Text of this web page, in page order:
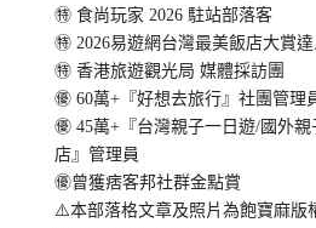
㊕ 食尚玩家 2026 駐站部落客
㊕ 2026易遊網台灣最美飯店大賞達
㊕ 香港旅遊觀光局 媒體採訪團
㊝ 60萬+『好想去旅行』社團管理
㊝ 45萬+『台灣親子一日遊/國外親
店』管理員
㊝曾獲痞客邦社群金點賞
⚠️本部落格文章及照片為飽寶麻版